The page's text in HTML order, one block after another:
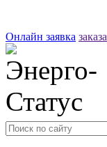
Онлайн заявка